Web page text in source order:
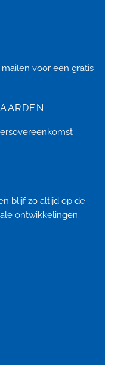
mailen voor een gratis
blijf zo altijd op de
ontwikkelingen.